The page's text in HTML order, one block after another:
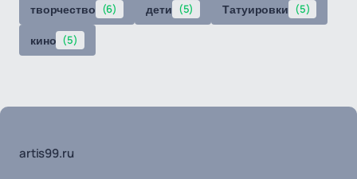
творчество (6) дети (5) Татуировки (5)
кино (5)
artis99.ru